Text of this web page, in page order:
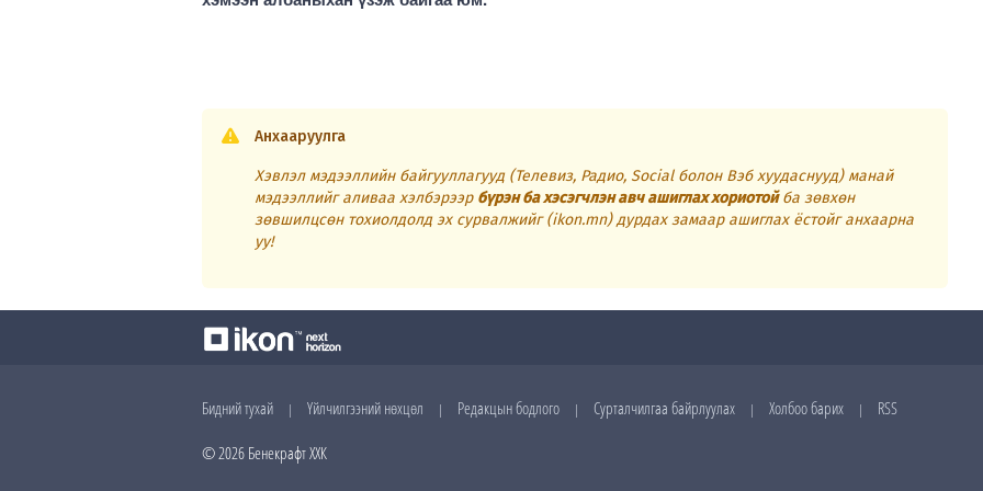
Анхааруулга
Хэвлэл мэдээллийн байгууллагууд (Телевиз, Радио, Social болон Вэб хуудаснууд) манай
мэдээллийг аливаа хэлбэрээр бүрэн ба хэсэгчлэн авч ашиглах хориотойба зөвхөн
зөвшилцсөн тохиолдолд эх сурвалжийг (ikon.mn) дурдах замаар ашиглах ёстойг анхаарна
уу!
Бидний тухай | Үйлчилгээний нөхцөл | Редакцын бодлого | Сурталчилгаа байрлуулах | Холбоо барих | RSS
© 2026 Бенекрафт ХХК